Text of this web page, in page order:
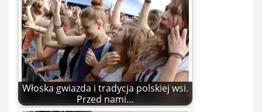
Włoska gwiazda i tradycja polskiej wsi.
Przed nami…